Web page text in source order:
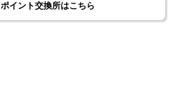
ポイント交換所はこちら